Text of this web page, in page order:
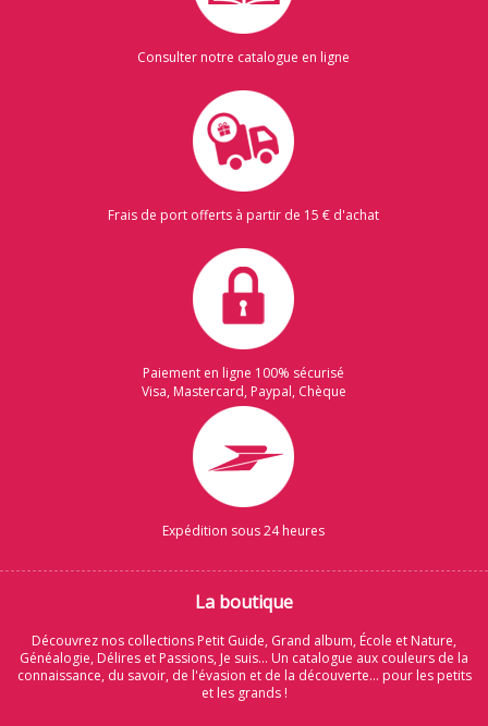
Consulter notre catalogue en ligne
Frais de port offerts à partir de 15 € d'achat
Paiement en ligne 100% sécurisé
Visa, Mastercard, Paypal, Chèque
Expédition sous 24 heures
La boutique
Découvrez nos collections Petit Guide, Grand album, École et Nature,
Généalogie, Délires et Passions, Je suis... Un catalogue aux couleurs de la
connaissance, du savoir, de l'évasion et de la découverte... pour les petits
et les grands !